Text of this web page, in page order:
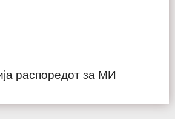
распоредот за МИ